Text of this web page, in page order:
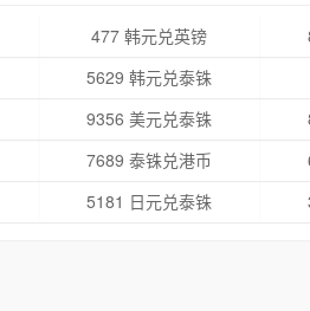
477 韩元兑英镑
5629 韩元兑泰铢
9356 美元兑泰铢
7689 泰铢兑港币
5181 日元兑泰铢